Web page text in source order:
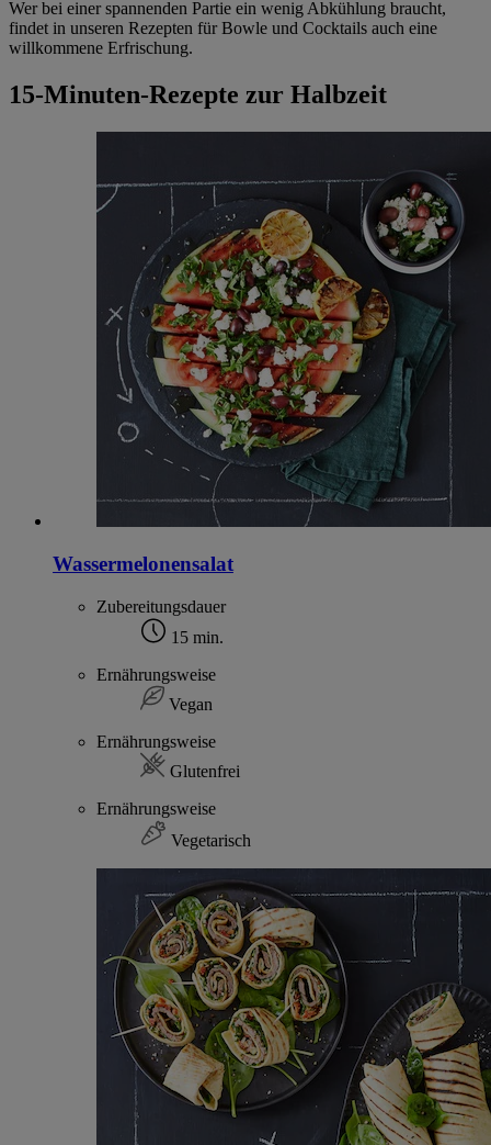
Wer bei einer spannenden Partie ein wenig Abkühlung braucht,
findet in unseren Rezepten für Bowle und Cocktails auch eine
willkommene Erfrischung.
15-Minuten-Rezepte zur Halbzeit
Wassermelonensalat
Zubereitungsdauer
15 min.
Ernährungsweise
Vegan
Ernährungsweise
Glutenfrei
Ernährungsweise
Vegetarisch